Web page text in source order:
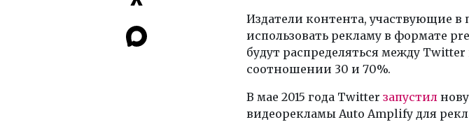
Издатели контента, участвующие в
использовать рекламу в формате
будут распределяться между
соотношении 30 и 70%.
В мае 2015 года Twitter запустил
видеорекламы Auto Amplify для